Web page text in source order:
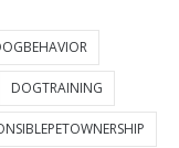
DOGTRAINING